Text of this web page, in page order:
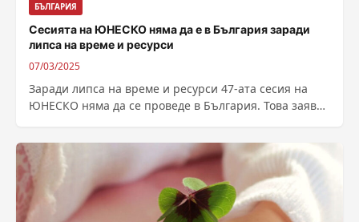
БЪЛГАРИЯ
Сесията на ЮНЕСКО няма да е в България заради
липса на време и ресурси
07/03/2025
Заради липса на време и ресурси 47-ата сесия на
ЮНЕСКО няма да се проведе в България. Това заяви